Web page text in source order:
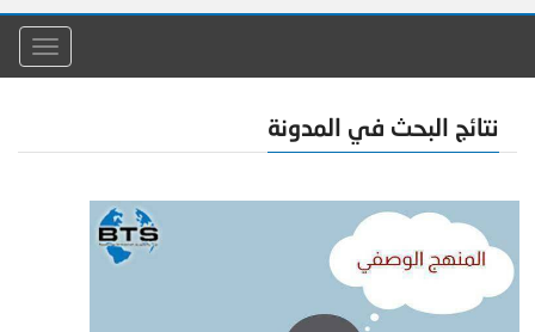
القائمة
نتائج البحث في المدونة